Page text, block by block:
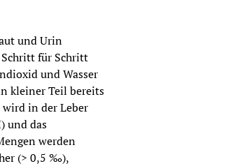
und Urin
Schritt für Schritt
und Wasser
kleiner Teil bereits
wird in der Leber
und das
werden
(> 0,5 ‰),